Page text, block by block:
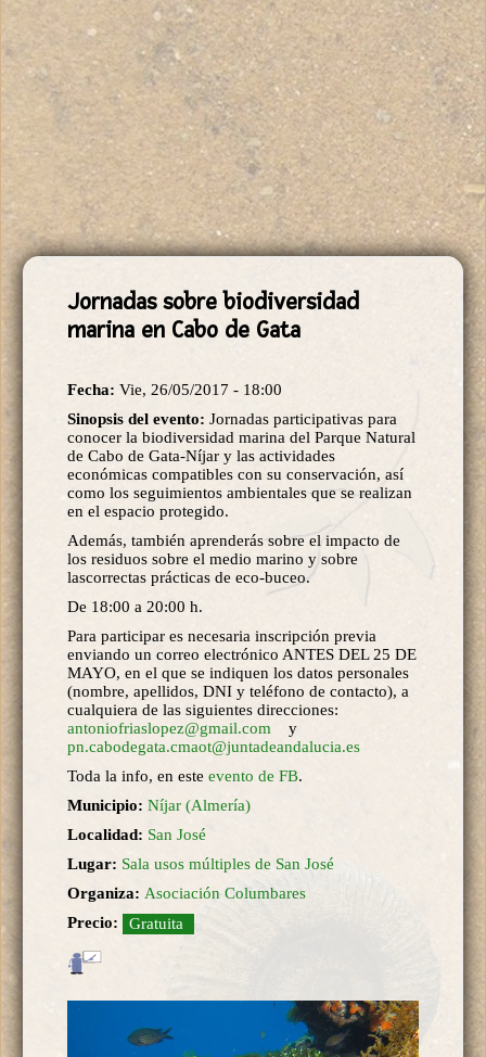
Jornadas sobre biodiversidad
marina en Cabo de Gata
Fecha: Vie, 26/05/2017 - 18:00
Sinopsis del evento: Jornadas participativas para
conocer la biodiversidad marina del Parque Natural
de Cabo de Gata-Níjar y las actividades
económicas compatibles con su conservación, así
como los seguimientos ambientales que se realizan
en el espacio protegido.
Además, también aprenderás sobre el impacto de
los residuos sobre el medio marino y sobre
lascorrectas prácticas de eco-buceo.
De 18:00 a 20:00 h.
Para participar es necesaria inscripción previa
enviando un correo electrónico ANTES DEL 25 DE
MAYO, en el que se indiquen los datos personales
(nombre, apellidos, DNI y teléfono de contacto), a
cualquiera de las siguientes direcciones:
antoniofriaslopez@gmail.com y
pn.cabodegata.cmaot@juntadeandalucia.es
Toda la info, en este evento de FB.
Municipio: Níjar (Almería)
Localidad: San José
Lugar: Sala usos múltiples de San José
Organiza: Asociación Columbares
Precio:
Gratuita